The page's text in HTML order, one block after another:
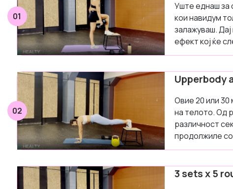
01
Уште еднаш за
кои навидум
залажуваш.
ефект кој ќе
02
Upperbody
Овие 20 или 30
на телото. Од
различност
продолжиле со
3 sets x 5